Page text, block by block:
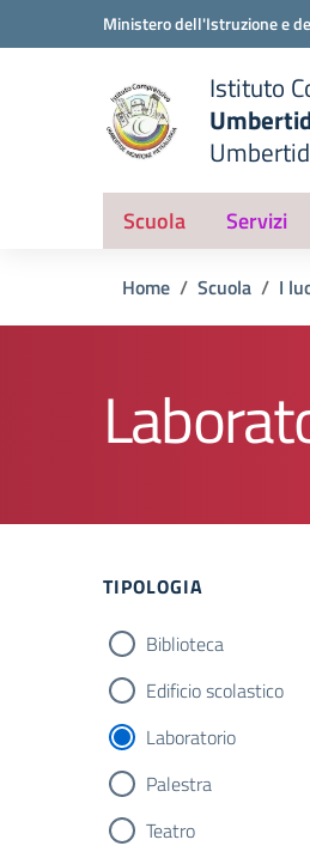
Vai ai contenuti
Vai al menu di navigazione
Ministero dell'Istruzione e
scuola
Istituto
— Visita
Scuola Servizi
Home Scuola I
Filtri
TIPOLOGIA
Biblioteca
Edificio scolastico
Laboratorio
Palestra
Teatro